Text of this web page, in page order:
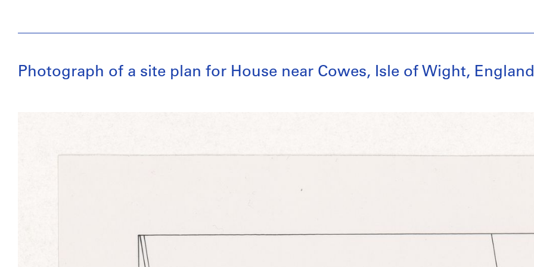
Photograph of a site plan for House near Cowes, Isle of Wight, England